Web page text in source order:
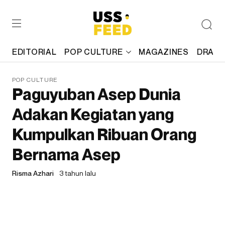
EDITORIAL POP CULTURE MAGAZINES
POP CULTURE
Paguyuban Asep Dunia
Adakan Kegiatan yang
Kumpulkan Ribuan Orang
Bernama Asep
Risma Azhari 3 tahun lalu